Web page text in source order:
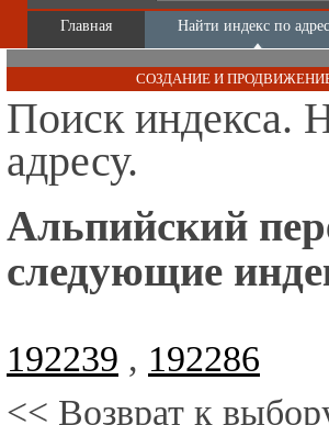
Главная Найти индекс по
СОЗДАНИЕ И
Поиск индекса.
адресу.
Альпийский
следующие
192239 , 192286
<< Возврат к